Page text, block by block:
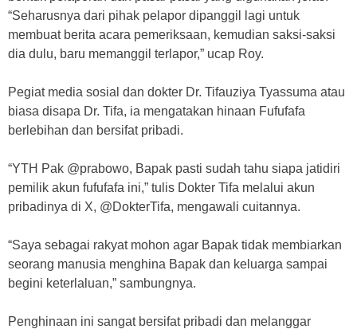
“Seharusnya dari pihak pelapor dipanggil lagi untuk
membuat berita acara pemeriksaan, kemudian saksi-saksi
dia dulu, baru memanggil terlapor,” ucap Roy.
Pegiat media sosial dan dokter Dr. Tifauziya Tyassuma atau
biasa disapa Dr. Tifa, ia mengatakan hinaan Fufufafa
berlebihan dan bersifat pribadi.
“YTH Pak @prabowo, Bapak pasti sudah tahu siapa jatidiri
pemilik akun fufufafa ini,” tulis Dokter Tifa melalui akun
pribadinya di X, @DokterTifa, mengawali cuitannya.
“Saya sebagai rakyat mohon agar Bapak tidak membiarkan
seorang manusia menghina Bapak dan keluarga sampai
begini keterlaluan,” sambungnya.
Penghinaan ini sangat bersifat pribadi dan melanggar